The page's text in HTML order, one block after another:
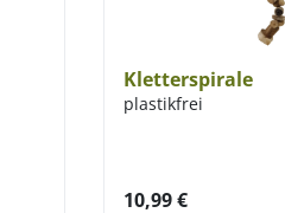
Kletterspirale
plastikfrei
10,99€